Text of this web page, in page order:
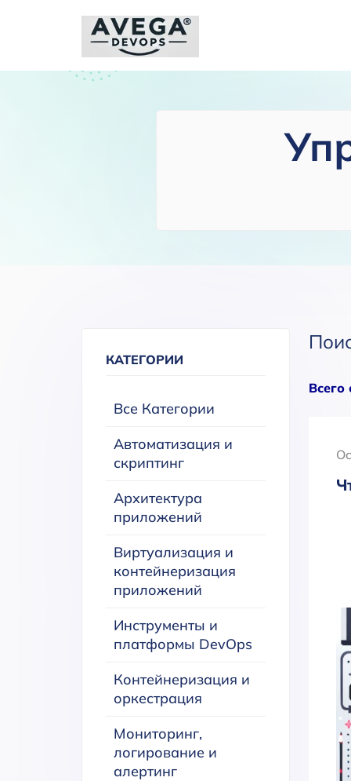
КАТЕГОРИИ
Все Категории
Автоматизация и
скриптинг
Архитектура
приложений
Виртуализация и
контейнеризация
приложений
Инструменты и
платформы DevOps
Контейнеризация и
оркестрация
Мониторинг,
логирование и
алертинг
Всего